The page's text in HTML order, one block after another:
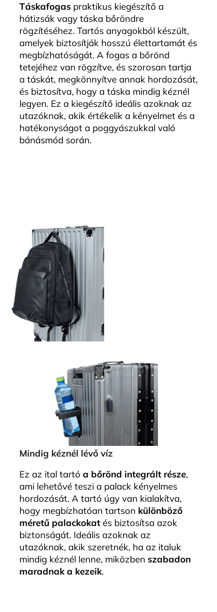
Táskafogas praktikus kiegészítő a
hátizsák vagy táska bőröndre
rögzítéséhez. Tartós anyagokból készült,
amelyek biztosítják hosszú élettartamát és
megbízhatóságát. A fogas a bőrönd
tetejéhez van rögzítve, és szorosan tartja
a táskát, megkönnyítve annak hordozását,
és biztosítva, hogy a táska mindig kéznél
legyen. Ez a kiegészítő ideális azoknak az
utazóknak, akik értékelik a kényelmet és a
hatékonyságot a poggyászukkal való
bánásmód során.
Mindig kéznél lévő víz
Ez az ital tartó a bőrönd integrált része,
ami lehetővé teszi a palack kényelmes
hordozását. A tartó úgy van kialakítva,
hogy megbízhatóan tartson különböző
méretű palackokat és biztosítsa azok
biztonságát. Ideális azoknak az
utazóknak, akik szeretnék, ha az italuk
mindig kéznél lenne, miközben szabadon
maradnak a kezeik.